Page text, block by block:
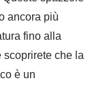
ancora più
fino alla
scoprirete che la
è un